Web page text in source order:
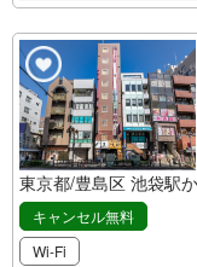
東京都/豊島区 池袋駅
キャンセル無料
Wi-Fi